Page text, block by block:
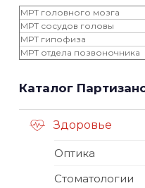
МРТ головного мозга
МРТ сосудов головы
МРТ гипофиза
МРТ отдела позвоночника
Каталог
Здоровье
Оптика
Стоматологии